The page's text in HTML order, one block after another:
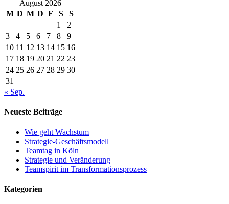
August 2026
M D M D F S
S
1
2
3
4 5 6 7 8
9
10 11 12 13 14 15 16
17 18 19 20 21 22 23
24 25 26 27 28 29 30
31
« Sep.
Neueste Beiträge
Wie geht Wachstum
Strategie-Geschäftsmodell
Teamtag in Köln
Strategie und Veränderung
Teamspirit im Transformationsprozess
Kategorien